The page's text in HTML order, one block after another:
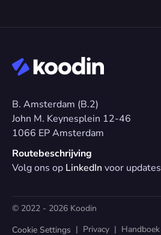
B. Amsterdam (B.2)
John M. Keynesplein 12-46
1066 EP Amsterdam
Routebeschrijving
Volg ons op LinkedIn voor updates
© 2022 - 2026 Koodin
Cookie Settings
  |
Privacy
  |
Handboek